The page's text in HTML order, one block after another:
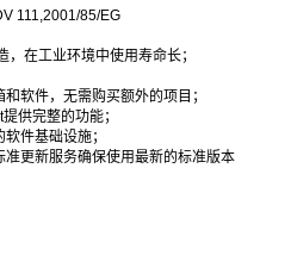
111,2001/85/EG
在工业环境中使用寿命长；
软件，无需购买额外的项目；
供完整的功能；
件基础设施；
更新服务确保使用最新的标准版本